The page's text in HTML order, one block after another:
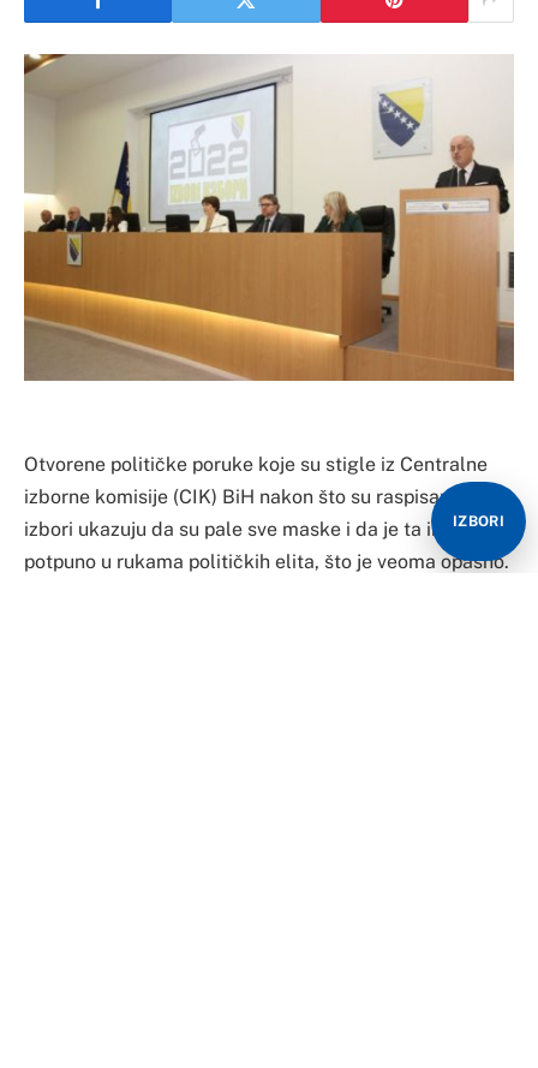
Otvorene političke poruke koje su stigle iz Centralne
izborne komisije (CIK) BiH nakon što su raspisani opšti
izbori ukazuju da su pale sve maske i da je ta institucija
potpuno u rukama političkih elita, što je veoma opasno.
IZBORI